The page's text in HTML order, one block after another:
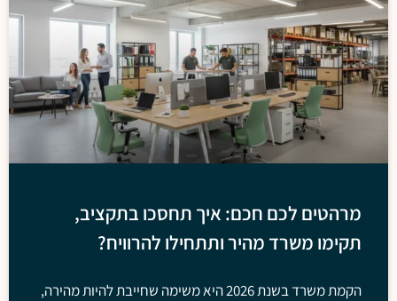
מרהטים לכם חכם: איך תחסכו בתקציב,
תקימו משרד מהיר ותתחילו להרוויח?
הקמת משרד בשנת 2026 היא משימה שחייבת להיות מהירה,